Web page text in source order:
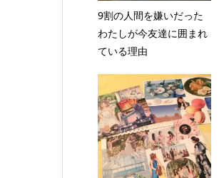
9割の人間を嫌いだった
わたしが今友達に囲まれ
ている理由